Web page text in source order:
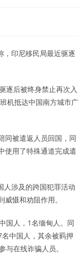
，印尼移民局最近驱逐
逐后被终身禁止再次入
机抵达中国南方城市广
同被遣返人员回国，同
使用了特殊通道完成遣
人涉及的跨国犯罪活动
慑和劝阻作用。
国人，1名缅甸人。同
中国人，其余被羁押
在线诈骗人员。